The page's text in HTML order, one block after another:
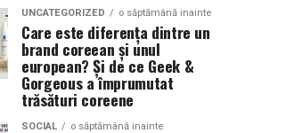
UNCATEGORIZED o săptămână inainte
Care este diferența dintre un
brand coreean și unul
european? Și de ce Geek &
Gorgeous a împrumutat
trăsături coreene
SOCIAL o săptămână inainte